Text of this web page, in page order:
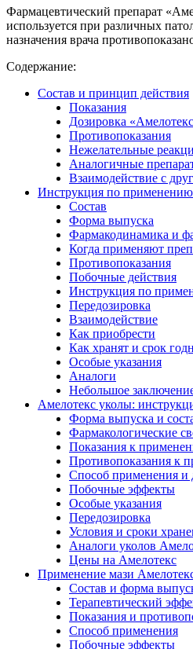
Фармацевтический препарат
используется при различных
назначения врача
Содержание:
Состав и принцип действия
Показания
Дозировка
Противопоказания
Нежелательные
Аналогичные
Взаимодействие с
Инструкция по применению
Состав
Форма выпуска
Фармакодинамика и
Когда применяют
Противопоказания
Побочные действия
Инструкция по
Передозировка
Взаимодействие
Как приобрести
Как хранят и срок
Особые указания
Аналоги
Небольшое
Амелотекс уколы:
Форма выпуска и
Фармакологические
Показания к
Противопоказания к
Способ применения и
Побочные эффекты
Особые указания
Передозировка
Условия и сроки
Аналоги уколов
Цены на Амелотекс
Применение мази
Состав и форма
Терапевтический
Показания и
Способ применения
Побочные эффекты